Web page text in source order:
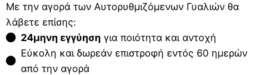
Με την αγορά των Αυτορυθμιζόμενων Γυαλιών θα
λάβετε επίσης:
24μηνη εγγύηση για ποιότητα και αντοχή
Εύκολη και δωρεάν επιστροφή εντός 60 ημερών
από την αγορά